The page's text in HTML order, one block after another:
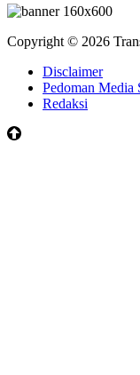
Copyright © 2026
Disclaimer
Pedoman Media
Redaksi